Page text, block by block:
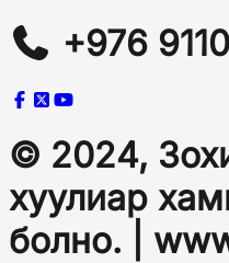
+976
© 2024,
хуулиар
болно. |